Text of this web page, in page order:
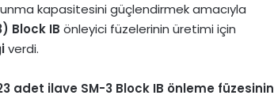
kapasitesini güçlendirmek amacıyla
Block IB önleyici füzelerinin üretimi için
verdi.
adet ilave SM-3 Block IB önleme füzesinin